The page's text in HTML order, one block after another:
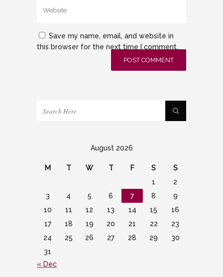
Save my name, email, and website in
this browser for the next time I comment.
August 2026
M T W T F S
S
1
2
3
4 5 6 7 8
9
10
11 12 13 14 15
16
17
18 19 20 21 22
23
24
25 26 27 28 29
30
31
« Dec